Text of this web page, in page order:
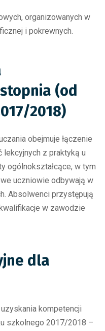
organizowanych w
i pokrewnych.
(od
2018)
obejmuje łączenie
lekcyjnych z praktyką u
ogólnokształcące, w tym
uczniowie odbywają w
Absolwenci przystępują
w zawodzie
dla
kompetencji
szkolnego 2017/2018 –